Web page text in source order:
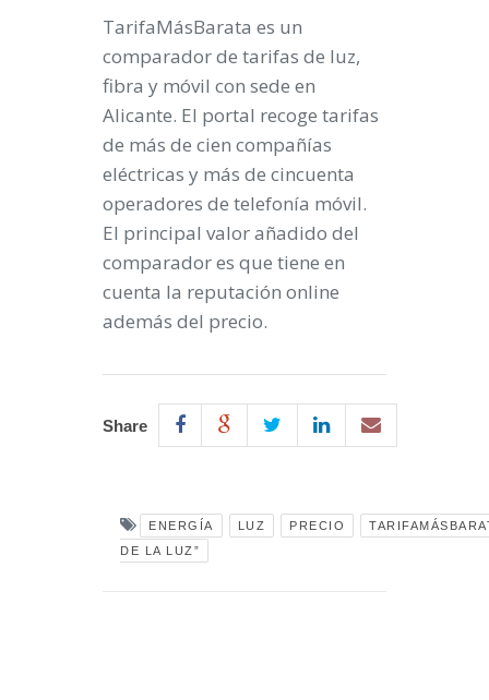
TarifaMásBarata es un
comparador de tarifas de luz,
fibra y móvil con sede en
Alicante. El portal recoge tarifas
de más de cien compañías
eléctricas y más de cincuenta
operadores de telefonía móvil.
El principal valor añadido del
comparador es que tiene en
cuenta la reputación online
además del precio.
Share
ENERGÍA LUZ PRECIO
DE LA LUZ”